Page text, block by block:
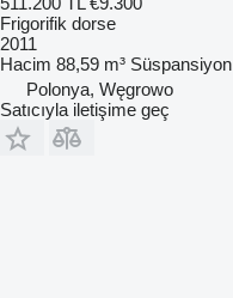
Frigorifik dorse
2011
Hacim 88,59 m³ Süspansiyon
Polonya, Węgrowo
Satıcıyla iletişime geç